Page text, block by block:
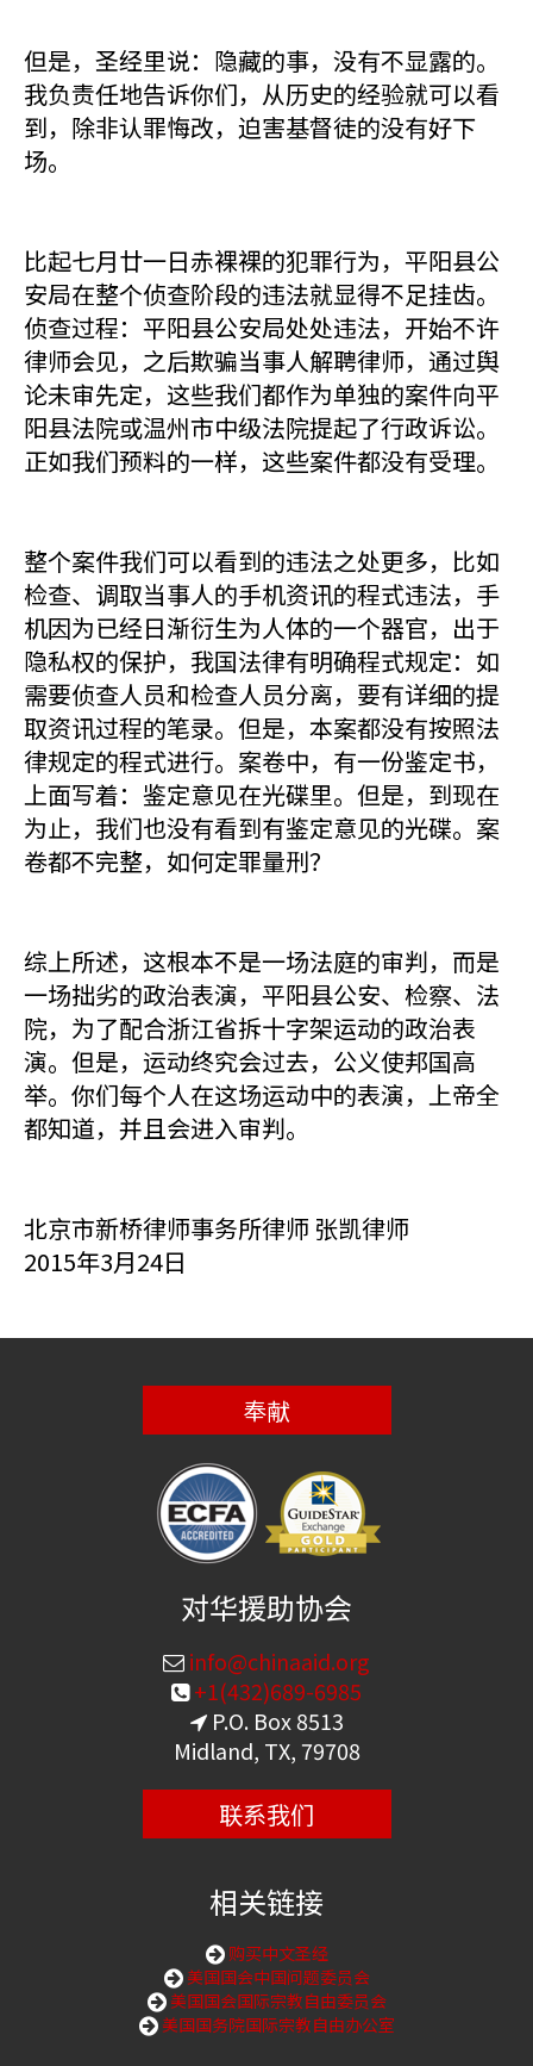
但是，圣经里说：隐藏的事，没有不显露的。
我负责任地告诉你们，从历史的经验就可以看
到，除非认罪悔改，迫害基督徒的没有好下
场。
比起七月廿一日赤裸裸的犯罪行为，平阳县公
安局在整个侦查阶段的违法就显得不足挂齿。
侦查过程：平阳县公安局处处违法，开始不许
律师会见，之后欺骗当事人解聘律师，通过舆
论未审先定，这些我们都作为单独的案件向平
阳县法院或温州市中级法院提起了行政诉讼。
正如我们预料的一样，这些案件都没有受理。
整个案件我们可以看到的违法之处更多，比如
检查、调取当事人的手机资讯的程式违法，手
机因为已经日渐衍生为人体的一个器官，出于
隐私权的保护，我国法律有明确程式规定：如
需要侦查人员和检查人员分离，要有详细的提
取资讯过程的笔录。但是，本案都没有按照法
律规定的程式进行。案卷中，有一份鉴定书，
上面写着：鉴定意见在光碟里。但是，到现在
为止，我们也没有看到有鉴定意见的光碟。案
卷都不完整，如何定罪量刑？
综上所述，这根本不是一场法庭的审判，而是
一场拙劣的政治表演，平阳县公安、检察、法
院，为了配合浙江省拆十字架运动的政治表
演。但是，运动终究会过去，公义使邦国高
举。你们每个人在这场运动中的表演，上帝全
都知道，并且会进入审判。
北京市新桥律师事务所律师 张凯律师
2015年3月24日
奉献
对华援助协会
info@chinaaid.org
+1(432)689-6985
P.O. Box 8513
Midland, TX, 79708
联系我们
相关链接
购买中文圣经
美国国会中国问题委员会
美国国会国际宗教自由委员会
美国国务院国际宗教自由办公室